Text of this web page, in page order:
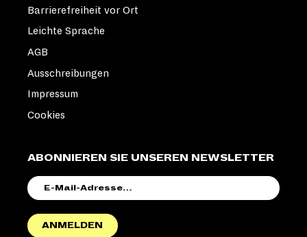
ABONNIEREN SIE UNSEREN NEWSLETTER
MAIL-
ANMELDEN
Barrierefreiheit vor Ort
Leichte Sprache
AGB
Ausschreibungen
Impressum
Cookies